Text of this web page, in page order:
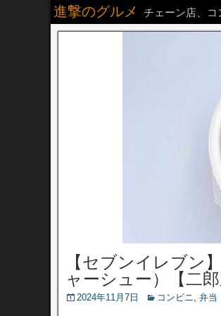
進撃のグルメ チェーン店、コ
【セブンイレブン
ャーシュー）【二
2024年11月7日 コンビニ, 弁当